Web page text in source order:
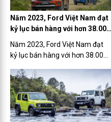
Năm 2023, Ford Việt Nam đạt
kỷ lục bán hàng với hơn 38.000
Năm 2023, Ford Việt Nam đạt
kỷ lục bán hàng với hơn 38.000